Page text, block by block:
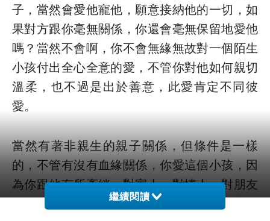
子，當然會愛他寵他，願意接納他的一切，如
果對方跟你毫無關係，你還會毫無保留地愛他
嗎？當然不會啊，你不會無緣無故對一個陌生
小孩付出全心全意的愛，不管你對他如何親切
溫柔，也不過是出於善意，此愛肯定不同彼
愛。
當然有著非親生的親子關係，但條件是一樣
的，不管有沒有血緣關係，你愛這個小孩，因
為你跟他有所牽絆，對家人、對情人、對朋友
亦如是，所謂無條件的愛，是建立在你跟對方
繼續閱讀